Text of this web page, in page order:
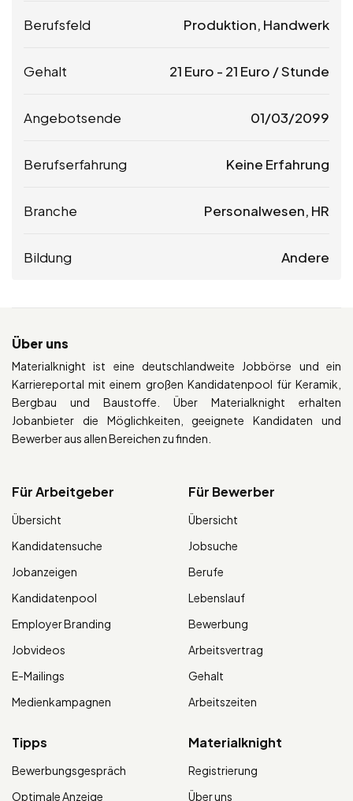
Berufsfeld Produktion, Handwerk
Gehalt 21 Euro - 21 Euro / Stunde
Angebotsende 01/03/2099
Berufserfahrung Keine Erfahrung
Branche Personalwesen, HR
Bildung Andere
Über uns
Materialknight ist eine deutschlandweite Jobbörse und ein
Karriereportal mit einem großen Kandidatenpool für Keramik,
Bergbau und Baustoffe. Über Materialknight erhalten
Jobanbieter die Möglichkeiten, geeignete Kandidaten und
Bewerber aus allen Bereichen zu finden.
Für Arbeitgeber
Übersicht
Kandidatensuche
Jobanzeigen
Kandidatenpool
Employer Branding
Jobvideos
E-Mailings
Medienkampagnen
Für Bewerber
Übersicht
Jobsuche
Berufe
Lebenslauf
Bewerbung
Arbeitsvertrag
Gehalt
Arbeitszeiten
Tipps
Bewerbungsgespräch
Optimale Anzeige
Materialknight
Registrierung
Über uns